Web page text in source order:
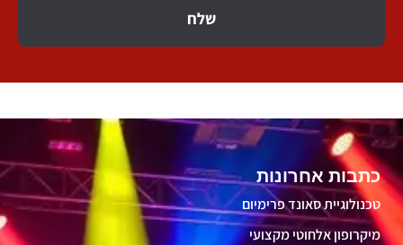
שלח
כתבות אחרונות
טכנולוגיית סאונד פרימיום
מיקרופון אלחוטי מקצועי